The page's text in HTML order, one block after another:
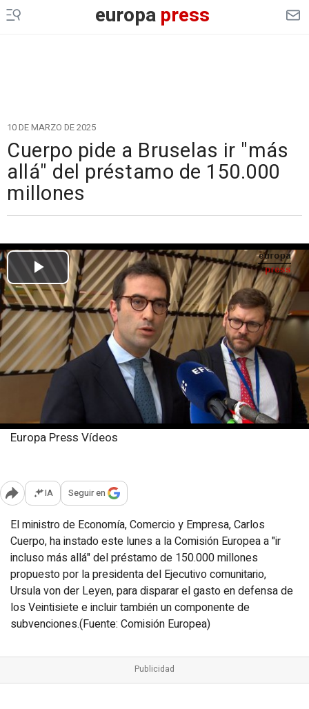
europapress
10 DE MARZO DE 2025
Cuerpo pide a Bruselas ir "más
allá" del préstamo de 150.000
millones
Europa Press Vídeos
Abrir opciones para compartir
IA Seguir en
El ministro de Economía, Comercio y Empresa, Carlos
Cuerpo, ha instado este lunes a la Comisión Europea a "ir
incluso más allá" del préstamo de 150.000 millones
propuesto por la presidenta del Ejecutivo comunitario,
Ursula von der Leyen, para disparar el gasto en defensa de
los Veintisiete e incluir también un componente de
subvenciones.(Fuente: Comisión Europea)